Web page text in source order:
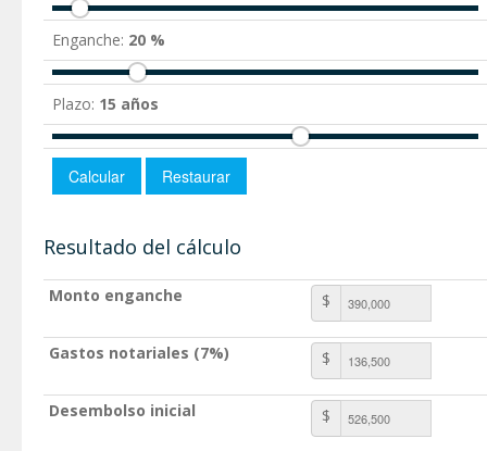
Enganche: 20 %
Plazo: 15 años
Resultado del cálculo
Monto enganche $
Gastos notariales (7%) $
Desembolso inicial $